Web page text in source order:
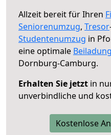
Allzeit bereit für Ihren
Seniorenumzug, Tresor
Studentenumzug in
eine optimale Beiladung
Dornburg-Camburg.
Erhalten Sie jetzt in
unverbindliche und
Kostenlose